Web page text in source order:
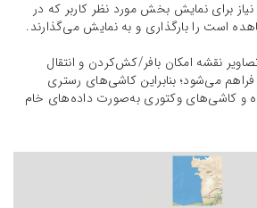
برای نمایش بخش مورد نظر کاربر که در
ا‌ست را بارگذاری و به نمایش می‌گذارند.
نقشه امکان بافر/کش‌کردن و انتقال
می‌شود؛ بنابراین کاشی‌های رستری
و کاشی‌های وکتوری به‌صورت داده‌های خام